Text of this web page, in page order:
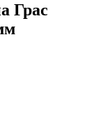
Грас